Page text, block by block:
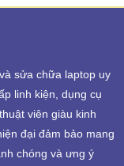
sửa chữa laptop uy
linh kiện, dụng cụ
viên giàu kinh
đại đảm bảo mang
chóng và ưng ý